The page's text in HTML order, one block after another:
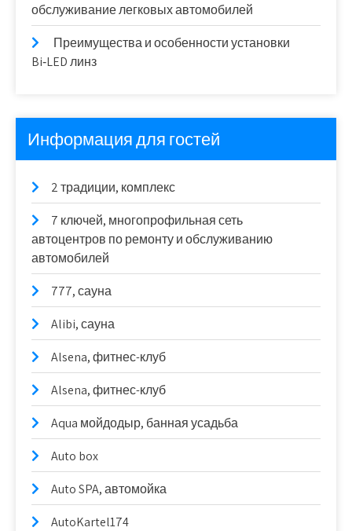
обслуживание легковых автомобилей
Преимущества и особенности установки
Bi‑LED линз
Информация для гостей
2 традиции, комплекс
7 ключей, многопрофильная сеть
автоцентров по ремонту и обслуживанию
автомобилей
777, сауна
Alibi, сауна
Alsena, фитнес-клуб
Alsena, фитнес-клуб
Aqua мойдодыр, банная усадьба
Auto box
Auto SPA, автомойка
AutoKartel174